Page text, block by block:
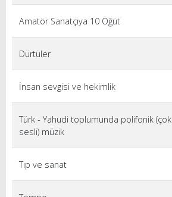
Amatör Sanatçıya 10 Öğüt
Dürtüler
İnsan sevgisi ve hekimlik
Türk - Yahudi toplumunda polifonik (çok
sesli) müzik
Tıp ve sanat